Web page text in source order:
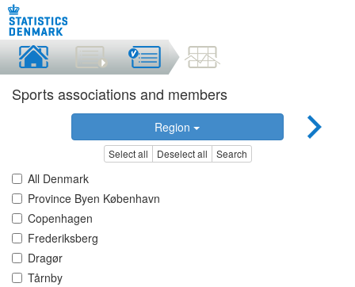
Sports associations and members
Region
Select all Deselect all Search
All Denmark
Province Byen København
Copenhagen
Frederiksberg
Dragør
Tårnby